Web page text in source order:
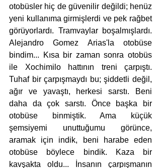
otobüsler hiç de güvenilir değildi; henüz
yeni kullanıma girmişlerdi ve pek rağbet
görüyorlardı. Tramvaylar boşalmışlardı.
Alejandro Gomez Arias'la otobüse
bindim... Kısa bir zaman sonra otobüs
ile Xochimilo hattının treni çarpıştı.
Tuhaf bir çarpışmaydı bu; şiddetli değil,
ağır ve yavaştı, herkesi sarstı. Beni
daha da çok sarstı. Önce başka bir
otobüse binmiştik. Ama küçük
şemsiyemi unuttuğumu görünce,
aramak için indik, beni harabe eden
otobüse böylece bindik. Kaza bir
kavşakta oldu... İnsanın çarpışmanın